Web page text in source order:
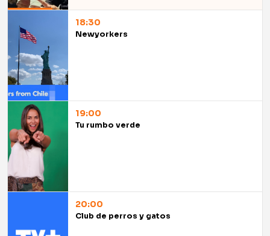
18:30
Newyorkers
19:00
Tu rumbo verde
20:00
Club de perros y gatos